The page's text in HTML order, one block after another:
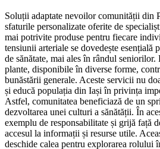
Soluții adaptate nevoilor comunității din
sfaturile personalizate oferite de
mai potrivite produse pentru fiecare
tensiunii arteriale se dovedește esențială
de sănătate, mai ales în rândul seniorilor.
plante, disponibile în diverse forme,
bunăstării generale. Aceste servicii nu
și educă populația din Iași în privința
Astfel, comunitatea beneficiază de un
dezvoltarea unei culturi a sănătății. În
exemplu de responsabilitate și grijă față
accesul la informații și resurse utile.
deschide calea pentru explorarea rolului